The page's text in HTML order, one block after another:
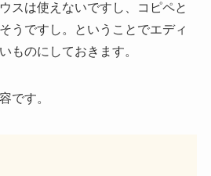
スは使えないですし、コピペと
うですし。ということでエディ
ものにしておきます。
です。